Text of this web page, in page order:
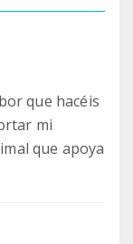
que hacéis
mi
que apoya